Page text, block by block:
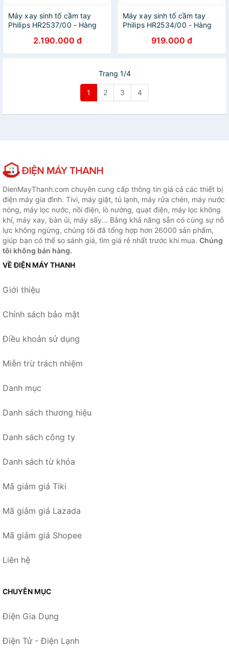
Máy xay sinh tố cầm tay
Philips HR2537/00 - Hàng
2.190.000 đ
Máy xay sinh tố cầm tay
Philips HR2534/00 - Hàng
919.000 đ
Trang 1/4
1 2 3 4
DienMayThanh.com chuyên cung cấp thông tin giá cả các thiết bị
điện máy gia đình. Tivi, máy giặt, tủ lạnh, máy rửa chén, máy nước
nóng, máy lọc nước, nồi điện, lò nướng, quạt điện, máy lọc không
khí, máy xay, bàn ủi, máy sấy... Bằng khả năng sẵn có cùng sự nỗ
lực không ngừng, chúng tôi đã tổng hợp hơn 26000 sản phẩm,
giúp bạn có thể so sánh giá, tìm giá rẻ nhất trước khi mua. Chúng
tôi không bán hàng.
VỀ ĐIỆN MÁY THANH
Giới thiệu
Chính sách bảo mật
Điều khoản sử dụng
Miễn trừ trách nhiệm
Danh mục
Danh sách thương hiệu
Danh sách công ty
Danh sách từ khóa
Mã giảm giá Tiki
Mã giảm giá Lazada
Mã giảm giá Shopee
Liên hệ
CHUYÊN MỤC
Điện Gia Dụng
Điện Tử - Điện Lạnh